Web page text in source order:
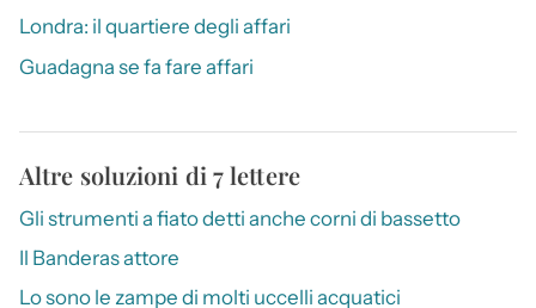
Londra: il quartiere degli affari
Guadagna se fa fare affari
Altre soluzioni di 7 lettere
Gli strumenti a fiato detti anche corni di bassetto
Il Banderas attore
Lo sono le zampe di molti uccelli acquatici